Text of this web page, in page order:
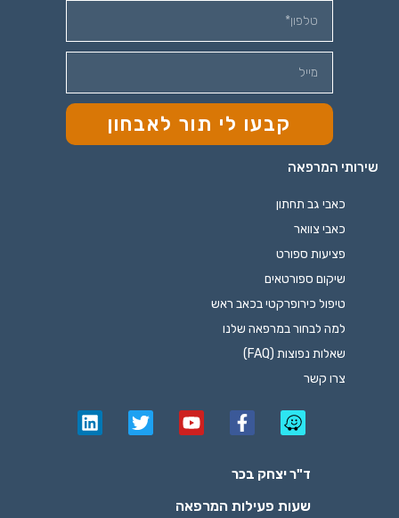
ד"ר יצחק בכר
שעות פעילות המרפאה
שירותי המרפאה
כאבי גב תחתון
כאבי צוואר
פציעות ספורט
שיקום ספורטאים
טיפול כירופרקטי בכאב ראש
למה לבחור במרפאה שלנו
שאלות נפוצות (FAQ)
צרו קשר
קבעו לי תור לאבחון